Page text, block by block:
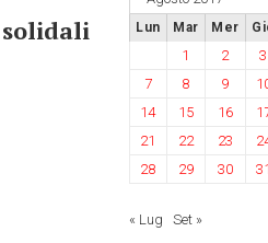
solidali
Lun Mar Mer
1 2 3
7
8 9
14
15 16
21
22 23
28
29 30 31
« Lug Set »